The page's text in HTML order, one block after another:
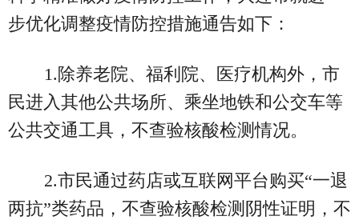
步优化调整疫情防控措施通告如下：
1.除养老院、福利院、医疗机构外，市
民进入其他公共场所、乘坐地铁和公交车等
公共交通工具，不查验核酸检测情况。
2.市民通过药店或互联网平台购买“一退
两抗”类药品，不查验核酸检测阴性证明，不